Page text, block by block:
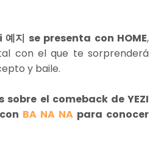
예지 se presenta con HOME,
con el que te sorprenderá
y baile.
sobre el comeback de YEZI
BA NA NA para conocer